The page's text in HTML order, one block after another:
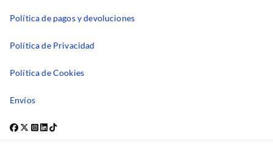
Política de pagos y devoluciones
Política de Privacidad
Política de Cookies
Envíos